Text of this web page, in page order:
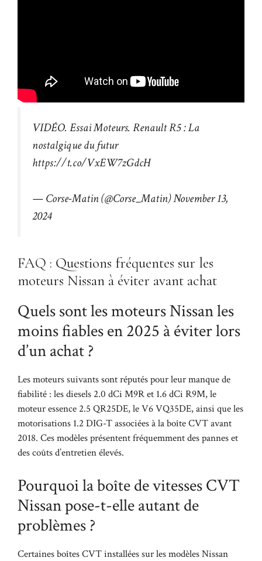
VIDÉO. Essai Moteurs. Renault R5 : La
nostalgique du futur
https://t.co/VxEW7zGdcH
— Corse-Matin (@Corse_Matin)November 13,
2024
FAQ : Questions fréquentes sur les
moteurs Nissan à éviter avant achat
Quels sont les moteurs Nissan les
moins fiables en 2025 à éviter lors
d’un achat ?
Les moteurs suivants sont réputés pour leur manque de
fiabilité : les diesels 2.0 dCi M9R et 1.6 dCi R9M, le
moteur essence 2.5 QR25DE, le V6 VQ35DE, ainsi que les
motorisations 1.2 DIG-T associées à la boîte CVT avant
2018. Ces modèles présentent fréquemment des pannes et
des coûts d’entretien élevés.
Pourquoi la boîte de vitesses CVT
Nissan pose-t-elle autant de
problèmes ?
Certaines boîtes CVT installées sur les modèles Nissan